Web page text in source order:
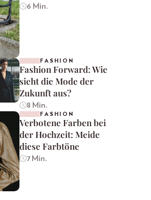
6 Min.
FASHION
Fashion Forward: Wie
sieht die Mode der
Zukunft aus?
8 Min.
FASHION
Verbotene Farben bei
der Hochzeit: Meide
diese Farbtöne
7 Min.